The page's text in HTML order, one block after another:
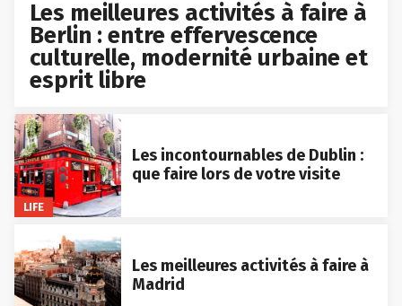
Les meilleures activités à faire à
Berlin : entre effervescence
culturelle, modernité urbaine et
esprit libre
LIFE
Les incontournables de Dublin :
que faire lors de votre visite
Les meilleures activités à faire à
Madrid